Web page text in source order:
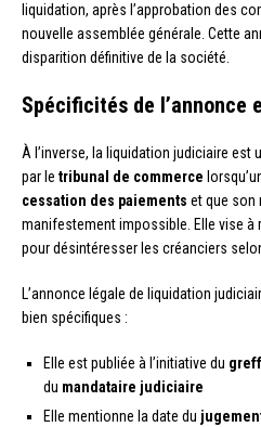
liquidation, après l’approbation des
nouvelle assemblée générale. Cette
disparition définitive de la société.
Spécificités de l’annonce
À l’inverse, la liquidation judiciaire
par le tribunal de commerce
cessation des paiements et que son
manifestement impossible. Elle vise à
pour désintéresser les créanciers
L’annonce légale de liquidation
bien spécifiques :
Elle est publiée à l’initiative du
du mandataire judiciaire
Elle mentionne la date du